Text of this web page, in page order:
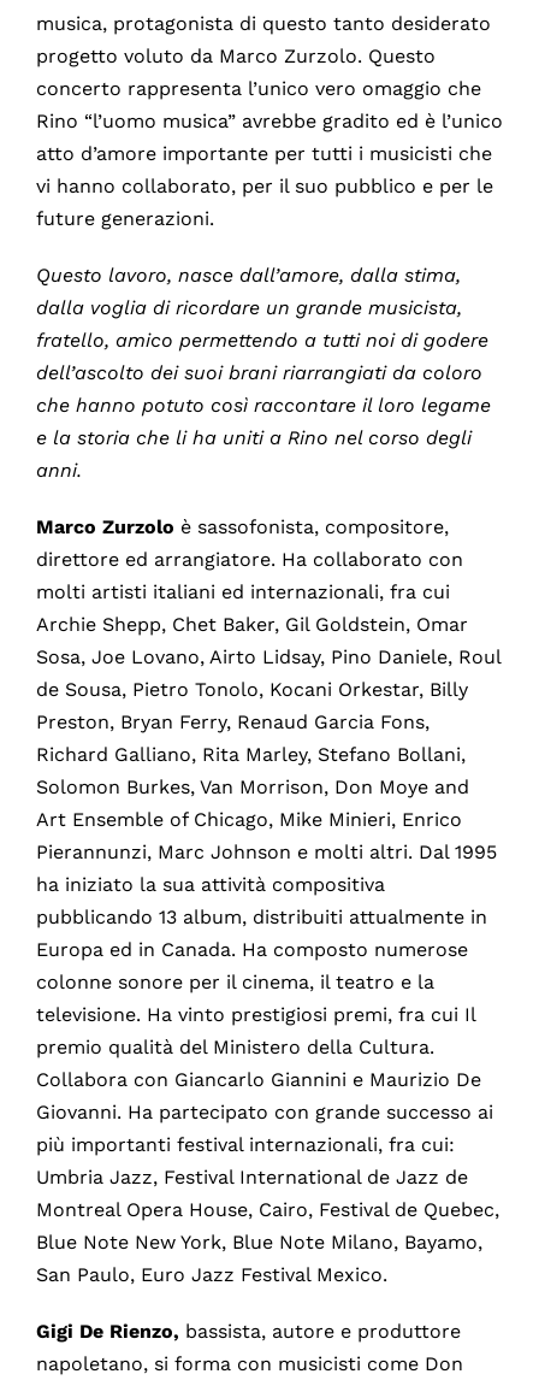
musica, protagonista di questo tanto desiderato
progetto voluto da Marco Zurzolo. Questo
concerto rappresenta l’unico vero omaggio che
Rino “l’uomo musica” avrebbe gradito ed è l’unico
atto d’amore importante per tutti i musicisti che
vi hanno collaborato, per il suo pubblico e per le
future generazioni.
Questo lavoro, nasce dall’amore, dalla stima,
dalla voglia di ricordare un grande musicista,
fratello, amico permettendo a tutti noi di godere
dell’ascolto dei suoi brani riarrangiati da coloro
che hanno potuto così raccontare il loro legame
e la storia che li ha uniti a Rino nel corso degli
anni.
Marco Zurzolo è sassofonista, compositore,
direttore ed arrangiatore. Ha collaborato con
molti artisti italiani ed internazionali, fra cui
Archie Shepp, Chet Baker, Gil Goldstein, Omar
Sosa, Joe Lovano, Airto Lidsay, Pino Daniele, Roul
de Sousa, Pietro Tonolo, Kocani Orkestar, Billy
Preston, Bryan Ferry, Renaud Garcia Fons,
Richard Galliano, Rita Marley, Stefano Bollani,
Solomon Burkes, Van Morrison, Don Moye and
Art Ensemble of Chicago, Mike Minieri, Enrico
Pierannunzi, Marc Johnson e molti altri. Dal 1995
ha iniziato la sua attività compositiva
pubblicando 13 album, distribuiti attualmente in
Europa ed in Canada. Ha composto numerose
colonne sonore per il cinema, il teatro e la
televisione. Ha vinto prestigiosi premi, fra cui Il
premio qualità del Ministero della Cultura.
Collabora con Giancarlo Giannini e Maurizio De
Giovanni. Ha partecipato con grande successo ai
più importanti festival internazionali, fra cui:
Umbria Jazz, Festival International de Jazz de
Montreal Opera House, Cairo, Festival de Quebec,
Blue Note New York, Blue Note Milano, Bayamo,
San Paulo, Euro Jazz Festival Mexico.
Gigi De Rienzo, bassista, autore e produttore
napoletano, si forma con musicisti come Don